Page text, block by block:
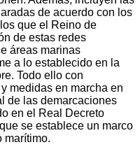
de acuerdo con los
que el Reino de
de estas redes
áreas marinas
a lo establecido en la
Todo ello con
medidas en marcha en
de las demarcaciones
en el Real Decreto
se establece un marco
marítimo.